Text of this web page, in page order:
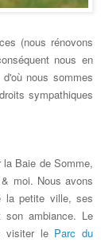
(nous rénovons
nous en
nous sommes
sympathiques
Baie de Somme,
moi. Nous avons
la petite ville, ses
ambiance. Le
visiter le Parc du